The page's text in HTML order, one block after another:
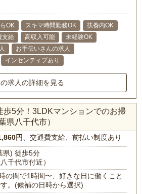
OK スキマ時間勤務OK
扶養内OK
支給 高収入可能
未経験OK
お手伝いさんの求人
インセンティブあり
求人の詳細を見る
歩5分！3LDKマンションでのお掃
県八千代市）
円、交通費支給、前払い制度あり
県) 徒歩5分
千代市付近）
の間で1時間〜、好きな日に働くこと
。(候補の日時から選択)